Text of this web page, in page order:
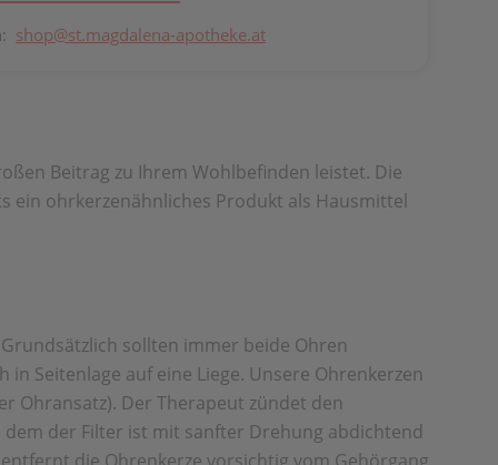
shop@st.magdalena-apotheke.at
Beitrag zu Ihrem Wohlbefinden leistet. Die
ein ohrkerzenähnliches Produkt als Hausmittel
sollten immer beide Ohren
Seitenlage auf eine Liege. Unsere Ohrenkerzen
Ohransatz). Der Therapeut zündet den
der Filter ist mit sanfter Drehung abdichtend